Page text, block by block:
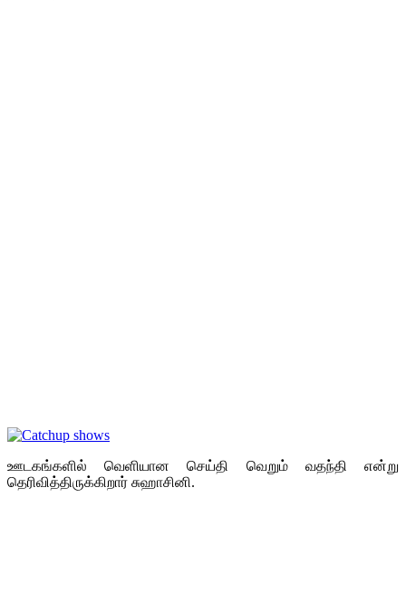
ஊடகங்களில் வெளியான செய்தி வெறும் வதந்தி என்று
தெரிவித்திருக்கிறார் சுஹாசினி.